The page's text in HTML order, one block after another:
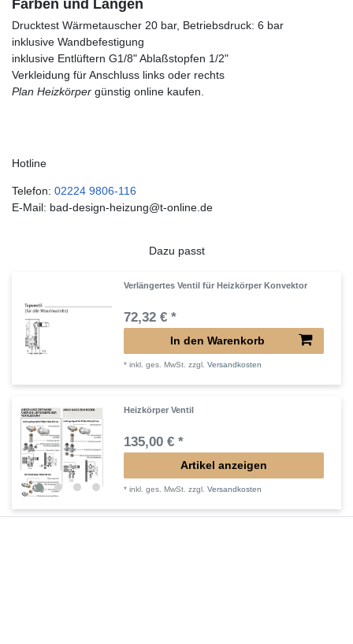
Farben und Längen
Drucktest Wärmetauscher 20 bar, Betriebsdruck: 6 bar
inklusive Wandbefestigung
inklusive Entlüftern G1/8" Ablaßstopfen 1/2"
Verkleidung für Anschluss links oder rechts
Plan Heizkörper günstig online kaufen.
Hotline
Telefon: 02224 9806-116
E-Mail: bad-design-heizung@t-online.de
Dazu passt
Verlängertes Ventil für Heizkörper Konvektor
72,32 € *
In den Warenkorb
*inkl. ges. MwSt. zzgl.Versandkosten
Heizkörper Ventil
135,00 € *
Artikel anzeigen
*inkl. ges. MwSt. zzgl.Versandkosten